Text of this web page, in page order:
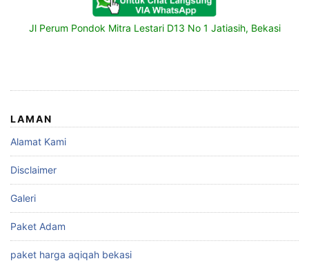
Jl Perum Pondok Mitra Lestari D13 No 1 Jatiasih, Bekasi
LAMAN
Alamat Kami
Disclaimer
Galeri
Paket Adam
paket harga aqiqah bekasi